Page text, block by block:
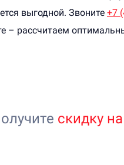
выгодной. Звоните +7
– рассчитаем
скидку